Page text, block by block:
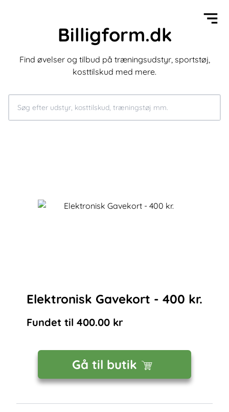
Billigform.dk
Find øvelser og tilbud på træningsudstyr, sportstøj,
kosttilskud med mere.
Elektronisk Gavekort - 400 kr.
Fundet til 400.00 kr
Gå til butik